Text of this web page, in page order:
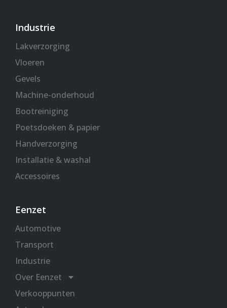
Industrie
Lakverzorging
Vloeren
Gevels
Machine-onderhoud
Bootreiniging
Poetsdoeken & papier
Handverzorging
Installatie & washal
Accessoires
Eenzet
Automotive
Transport
Industrie
Over Eenzet
Verkooppunten